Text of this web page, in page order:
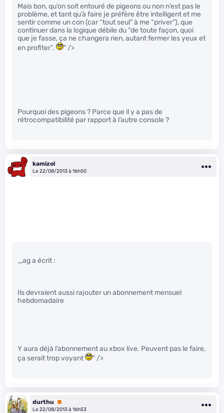
Mais bon, qu’on soit entouré de pigeons ou non n’est pas le
problème, et tant qu’à faire je préfère être intelligent et me
sentir comme un con (car “tout seul” à me “priver”), que
continuer dans la logique débile du “de toute façon, quoi
que je fasse, ça ne changera rien, autant fermer les yeux et
en profiter”.
" />
Pourquoi des pigeons ? Parce que il y a pas de
rétrocompatibilité par rapport à l’autre console ?
kamizol
Le 22/08/2013 à 16h50
_ag a écrit :
Ils devraient aussi rajouter un abonnement mensuel
hebdomadaire
Y aura déjà l’abonnement au xbox live. Peuvent pas le faire,
ça serait trop voyant
" />
durthu
Premium
Le 22/08/2013 à 16h53